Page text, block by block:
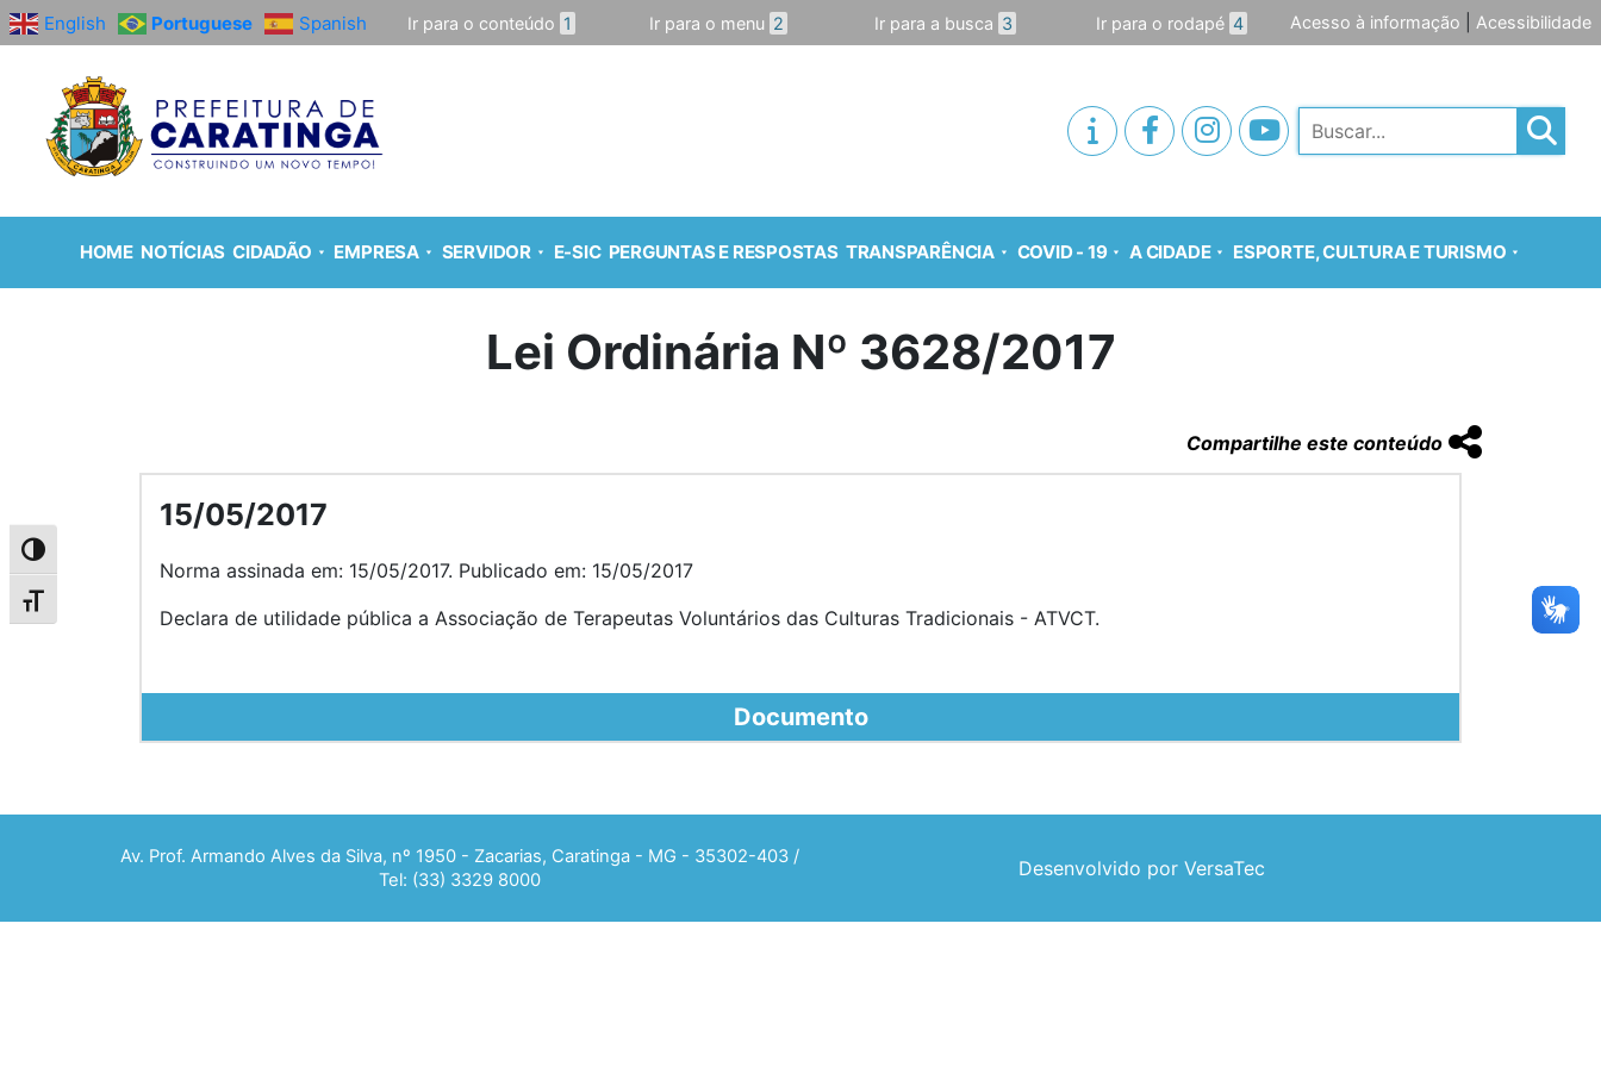
Alternar alto contraste
Alternar tamanho da fonte
English Portuguese Spanish Ir para o conteúdo 1 Ir para o menu 2 Ir para a busca 3 Ir para o rodapé 4 Acesso à informação Acessibilidade
Pesquisar
HOME NOTÍCIAS CIDADÃO EMPRESA SERVIDOR E-SIC PERGUNTAS E RESPOSTAS TRANSPARÊNCIA COVID - 19 A CIDADE ESPORTE, CULTURA E TURISMO
Lei Ordinária Nº 3628/2017
Compartilhe este conteúdo
15/05/2017
Norma assinada em: 15/05/2017. Publicado em: 15/05/2017
Declara de utilidade pública a Associação de Terapeutas Voluntários das Culturas Tradicionais - ATVCT.
Documento
Av. Prof. Armando Alves da Silva, nº 1950 - Zacarias, Caratinga - MG - 35302-403 /
Tel: (33) 3329 8000
Desenvolvido por VersaTec